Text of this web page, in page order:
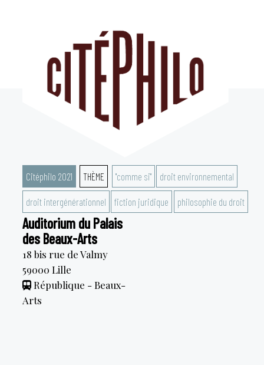
Citéphilo 2021 THÈME "comme si" droit environnemental
droit intergénérationnel fiction juridique philosophie du droit
Auditorium du Palais
des Beaux-Arts
18 bis rue de Valmy
59000 Lille
République - Beaux-
Arts